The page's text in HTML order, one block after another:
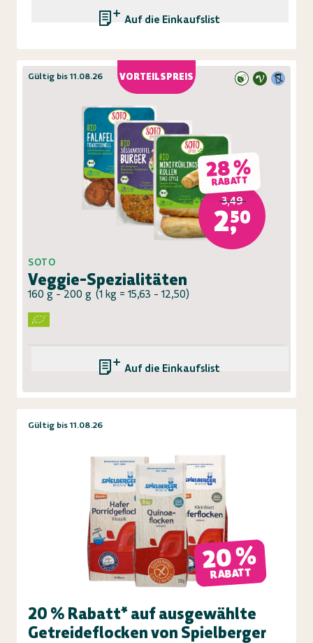
Auf die Einkaufsliste
VORTEILSPREIS
Gültig bis 11.08.26
28 %
RABATT
3,49
2,50
SOTO
Veggie-Spezialitäten
160 g - 200 g (1 kg = 15,63 - 12,50)
Auf die Einkaufsliste
Gültig bis 11.08.26
20 %
RABATT
20 % Rabatt* auf ausgewählte
Getreideflocken von Spielberger